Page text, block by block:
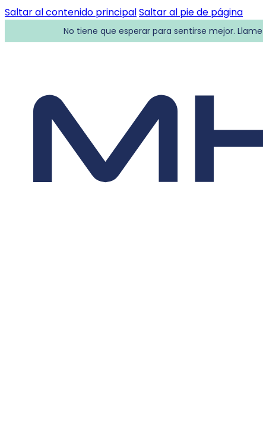
Saltar al contenido principalSaltar al pie de página
No tiene que esperar para sentirse mejor.